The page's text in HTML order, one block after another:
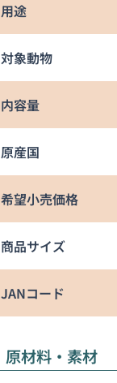
用途
対象動物
内容量
原産国
希望小売価格
商品サイズ
JANコード
原材料・素材